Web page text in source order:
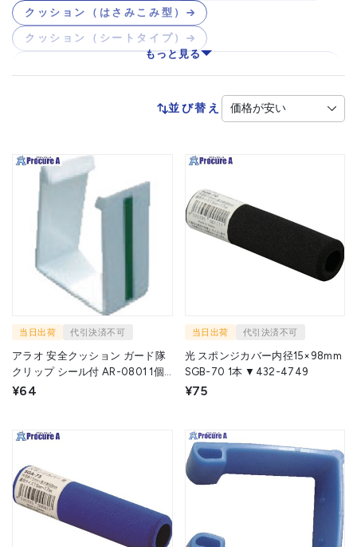
クッション（はさみこみ型）
クッション（シートタイプ）
クッション（平型）
クッション（マグネットタイプ）
クッション用接着剤 クッション
もっと見る
並び替え
当日出荷 代引決済不可
アラオ 安全クッション ガード隊
クリップ シール付 AR-0801 1個
▼489-7196
¥64
当日出荷 代引決済不可
光 スポンジカバー内径15×98mm
SGB-70 1本 ▼432-4749
¥75